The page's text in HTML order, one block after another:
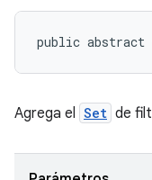
public
Agrega el Set de